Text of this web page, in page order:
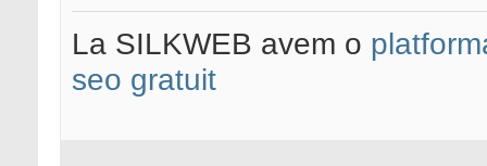
La SILKWEB avem o
seo gratuit